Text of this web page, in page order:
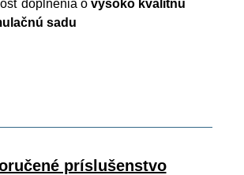
doplnenia o vysoko kvalitnú
sadu
príslušenstvo